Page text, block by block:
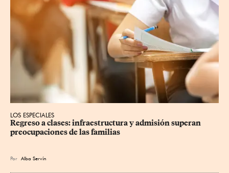
LOS ESPECIALES
Regreso a clases: infraestructura y admisión superan
preocupaciones de las familias
Por Alba Servín